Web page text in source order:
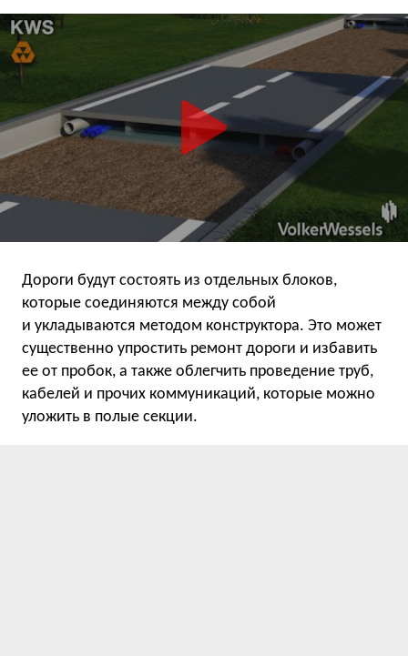
Дороги будут состоять из отдельных блоков,
которые соединяются между собой
и укладываются методом конструктора. Это может
существенно упростить ремонт дороги и избавить
ее от пробок, а также облегчить проведение труб,
кабелей и прочих коммуникаций, которые можно
уложить в полые секции.